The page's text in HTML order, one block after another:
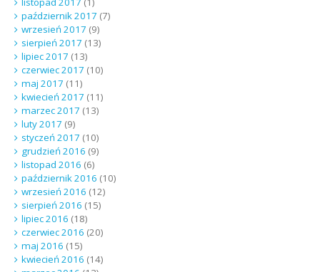
październik 2017 (7)
wrzesień 2017 (9)
sierpień 2017 (13)
lipiec 2017 (13)
czerwiec 2017 (10)
maj 2017 (11)
kwiecień 2017 (11)
marzec 2017 (13)
luty 2017 (9)
styczeń 2017 (10)
grudzień 2016 (9)
listopad 2016 (6)
październik 2016 (10)
wrzesień 2016 (12)
sierpień 2016 (15)
lipiec 2016 (18)
czerwiec 2016 (20)
maj 2016 (15)
kwiecień 2016 (14)